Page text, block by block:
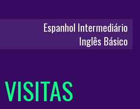
Espanhol Intermediário
Inglês Básico
VISITAS